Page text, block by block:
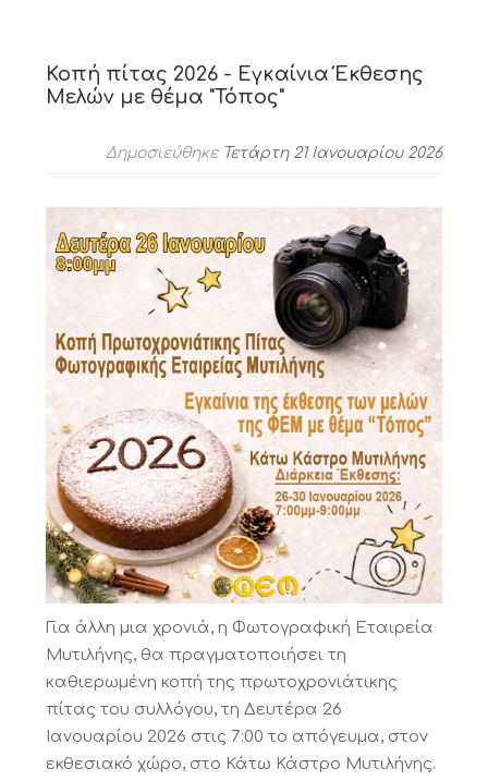
Κοπή πίτας 2026 - Εγκαίνια Έκθεσης
Μελών με θέμα "Τόπος"
Δημοσιεύθηκε Τετάρτη 21 Ιανουαρίου 2026
Για άλλη μια χρονιά, η Φωτογραφική Εταιρεία
Μυτιλήνης, θα πραγματοποιήσει τη
καθιερωμένη κοπή της πρωτοχρονιάτικης
πίτας του συλλόγου, τη Δευτέρα 26
Ιανουαρίου 2026 στις 7:00 το απόγευμα, στον
εκθεσιακό χώρο, στο Κάτω Κάστρο Μυτιλήνης.